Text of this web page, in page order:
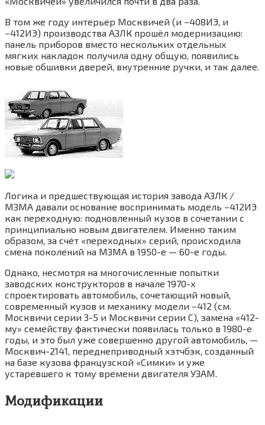
В том же году интерьер Москвичей (и −408ИЭ, и
−412ИЭ) производства АЗЛК прошёл модернизацию:
панель приборов вместо нескольких отдельных
мягких накладок получила одну общую, появились
новые обшивки дверей, внутренние ручки, и так далее.
Логика и предшествующая история завода АЗЛК /
МЗМА давали основание воспринимать модель −412ИЭ
как переходную: подновленный кузов в сочетании с
принципиально новым двигателем. Именно таким
образом, за счёт «переходных» серий, происходила
смена поколений на МЗМА в 1950-е — 60-е годы.
Однако, несмотря на многочисленные попытки
заводских конструкторов в начале 1970-х
спроектировать автомобиль, сочетающий новый,
современный кузов и механику модели −412 (см.
Москвичи серии 3-5 и Москвичи серии С), замена «412-
му» семейству фактически появилась только в 1980-е
годы, и это был уже совершенно другой автомобиль, —
Москвич-2141, переднеприводный хэтчбэк, созданный
на базе кузова французской «Симки» и уже
устаревшего к тому времени двигателя УЗАМ.
Модификации